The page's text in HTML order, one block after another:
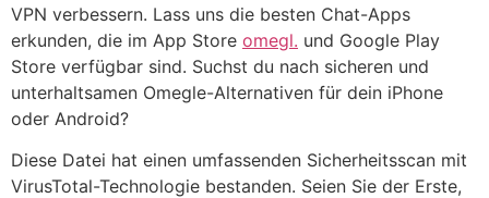
VPN verbessern. Lass uns die besten Chat-Apps
erkunden, die im App Store omegl. und Google Play
Store verfügbar sind. Suchst du nach sicheren und
unterhaltsamen Omegle-Alternativen für dein iPhone
oder Android?
Diese Datei hat einen umfassenden Sicherheitsscan mit
VirusTotal-Technologie bestanden. Seien Sie der Erste,